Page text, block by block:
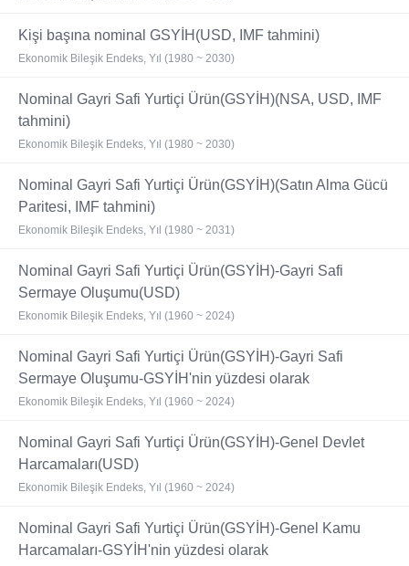
Kişi başına nominal GSYİH(USD, IMF tahmini)
Ekonomik Bileşik Endeks, Yıl (1980 ~ 2030)
Nominal Gayri Safi Yurtiçi Ürün(GSYİH)(NSA, USD, IMF
tahmini)
Ekonomik Bileşik Endeks, Yıl (1980 ~ 2030)
Nominal Gayri Safi Yurtiçi Ürün(GSYİH)(Satın Alma Gücü
Paritesi, IMF tahmini)
Ekonomik Bileşik Endeks, Yıl (1980 ~ 2031)
Nominal Gayri Safi Yurtiçi Ürün(GSYİH)-Gayri Safi
Sermaye Oluşumu(USD)
Ekonomik Bileşik Endeks, Yıl (1960 ~ 2024)
Nominal Gayri Safi Yurtiçi Ürün(GSYİH)-Gayri Safi
Sermaye Oluşumu-GSYİH'nin yüzdesi olarak
Ekonomik Bileşik Endeks, Yıl (1960 ~ 2024)
Nominal Gayri Safi Yurtiçi Ürün(GSYİH)-Genel Devlet
Harcamaları(USD)
Ekonomik Bileşik Endeks, Yıl (1960 ~ 2024)
Nominal Gayri Safi Yurtiçi Ürün(GSYİH)-Genel Kamu
Harcamaları-GSYİH'nin yüzdesi olarak